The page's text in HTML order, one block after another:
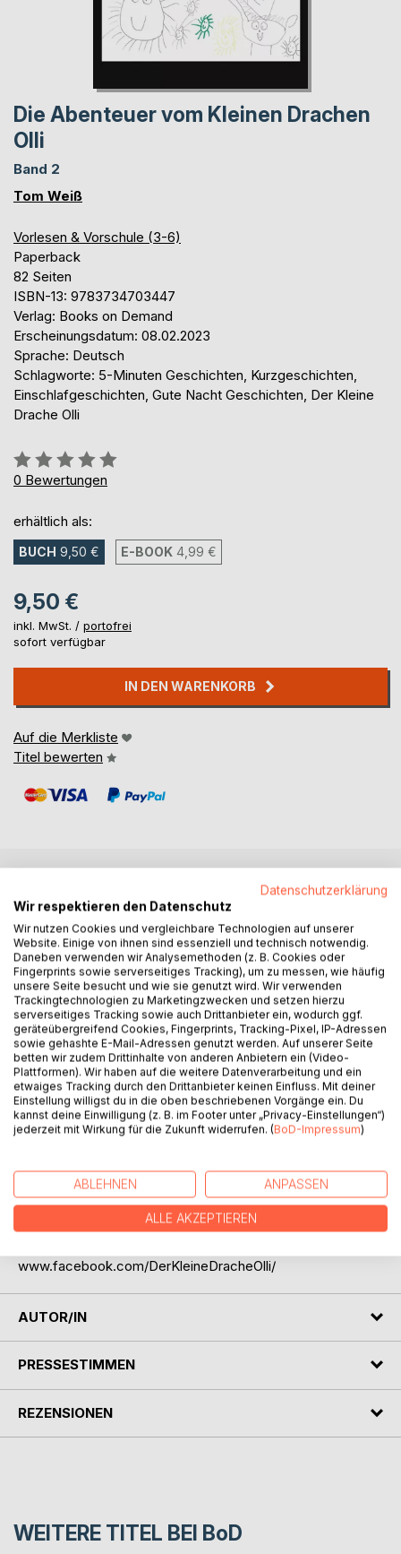
Die Abenteuer vom Kleinen Drachen
Olli
Band 2
Tom Weiß
Vorlesen & Vorschule (3-6)
Paperback
82 Seiten
ISBN-13: 9783734703447
Verlag: Books on Demand
Erscheinungsdatum: 08.02.2023
Sprache: Deutsch
Schlagworte: 5-Minuten Geschichten, Kurzgeschichten,
Einschlafgeschichten, Gute Nacht Geschichten, Der Kleine
Drache Olli
Bewertung::
0%
0 Bewertungen
erhältlich als:
BUCH 9,50 € E-BOOK 4,99 €
9,50 €
inkl. MwSt. / portofrei
sofort verfügbar
IN DEN WARENKORB
Auf die Merkliste
Titel bewerten
Der junge Autor Tom Weiß schreibt Kurzgeschichten über
den Kleinen Drachen Olli aus Kindersicht für Kinder.
Den zweiten Band der Kurzgeschichten des Kleinen
Drachen Olli hat er im Alter von 6-8 Jahren verfasst.
Tom lässt den Kleinen Drachen Olli mit seinen
Originalzeichnungen die Welt entdecken.
Der Kleine Drache Olli feiert Geburtstag, Karneval,
Weihnachten und Ostern, kümmert sich um seine Hühner
Schmetterlinge und Urzeitkrebse. Zudem schützt sich auch
der kleine Drache mit einer Impfung gegen das Corona-
Virus.
www.facebook.com/DerKleineDracheOlli/
AUTOR/IN
PRESSESTIMMEN
REZENSIONEN
WEITERE TITEL BEI BoD
Datenschutzerklärung
Wir respektieren den Datenschutz
Wir nutzen Cookies und vergleichbare Technologien auf unserer
Website. Einige von ihnen sind essenziell und technisch notwendig.
Daneben verwenden wir Analysemethoden (z. B. Cookies oder
Fingerprints sowie serverseitiges Tracking), um zu messen, wie häufig
unsere Seite besucht und wie sie genutzt wird. Wir verwenden
Trackingtechnologien zu Marketingzwecken und setzen hierzu
serverseitiges Tracking sowie auch Drittanbieter ein, wodurch ggf.
geräteübergreifend Cookies, Fingerprints, Tracking-Pixel, IP-Adressen
sowie gehashte E-Mail-Adressen genutzt werden. Auf unserer Seite
betten wir zudem Drittinhalte von anderen Anbietern ein (Video-
Plattformen). Wir haben auf die weitere Datenverarbeitung und ein
etwaiges Tracking durch den Drittanbieter keinen Einfluss. Mit deiner
Einstellung willigst du in die oben beschriebenen Vorgänge ein. Du
kannst deine Einwilligung (z. B. im Footer unter „Privacy-Einstellungen“)
jederzeit mit Wirkung für die Zukunft widerrufen. (BoD-Impressum)
ABLEHNEN ANPASSEN
ALLE AKZEPTIEREN